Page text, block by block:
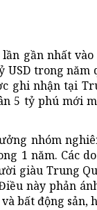
gần nhất
trong
nhận tại
5 tỷ phú mới
nhóm
1 năm. Các
giàu Trung
này phản
bất động sản,